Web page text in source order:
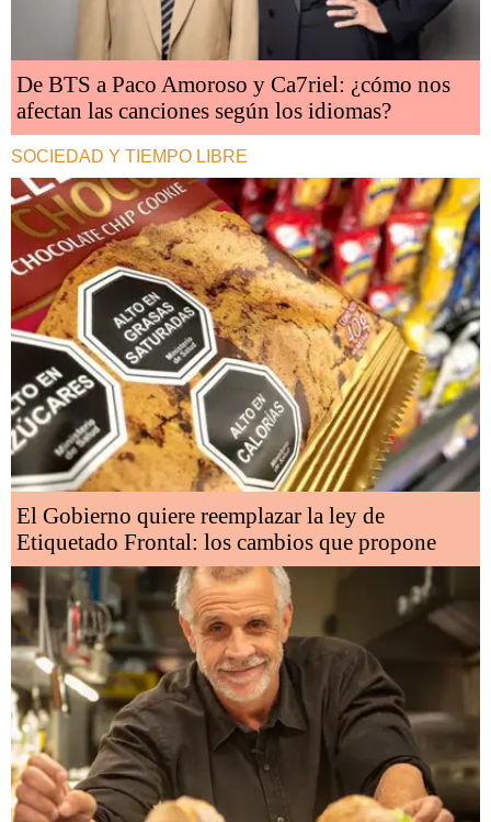
De BTS a Paco Amoroso y Ca7riel: ¿cómo nos
afectan las canciones según los idiomas?
SOCIEDAD Y TIEMPO LIBRE
El Gobierno quiere reemplazar la ley de
Etiquetado Frontal: los cambios que propone